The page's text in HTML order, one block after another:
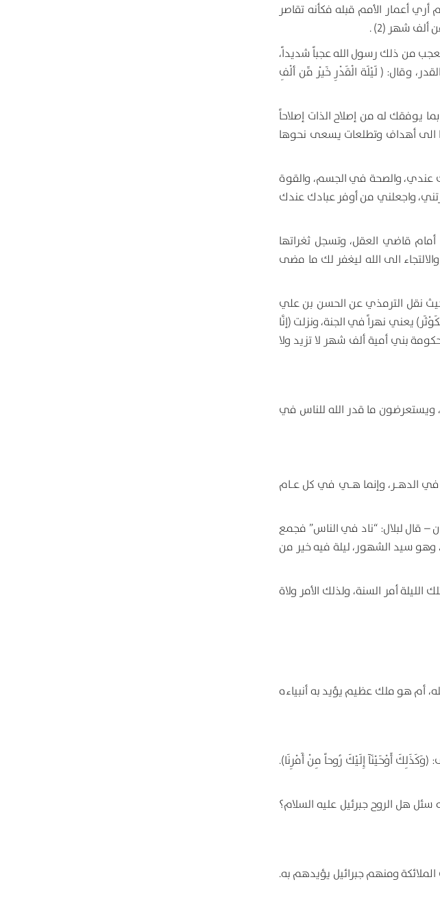
أعمار الأمم قبله فكأنه تقاصر
ألف شهر (2) .
من ذلك رسول الله عجباً شديداً،
وقال: ( لَيْلَة الْقَدْرِ خَيْر مِّن ألْفِ
يوفقك له من إصلاح الذات إصلاحاً
الى أهداف وتطلعات يسعى نحوها
عندي، والصحة في الجسم، والقوة
واجعلني من أوفر عبادك عندك
قاضي العقل، وتسجل ثغراتها
الى الله ليغفر لك ما مضى
نقل الترمذي عن الحسن بن علي
يعني نهراً في الجنة، ونزلت (إنَّا
مَا لَيْلة القَدْر * لَيْلَة القَدْر خَير مِّن ألْفِ شَهْر) يملكها بعدك بنو أمية (5) وكانت حكومة بني أمية ألف شهر لا تزيد ولا
ويستعرضون ما قدر الله للناس في
في الدهـر، وإنما هـي في كل عـام
قال لبلال: “ناد في الناس” فجمع
وهو سيد الشهور، ليلة فيه خير من
أمر السنة، ولذلك الأمر ولاة
أم هو ملك عظيم يؤيد به أنبياءه
أَوْحَيْنَآ إِلَيْكَ رُوحاً مِنْ أَمْرِنَا).
هل الروح جبرئيل عليه السلام؟
ومنهم جبرائيل يؤيدهم به.